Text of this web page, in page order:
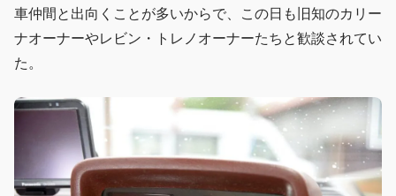
車仲間と出向くことが多いからで、この日も旧知のカリー
ナオーナーやレビン・トレノオーナーたちと歓談されてい
た。